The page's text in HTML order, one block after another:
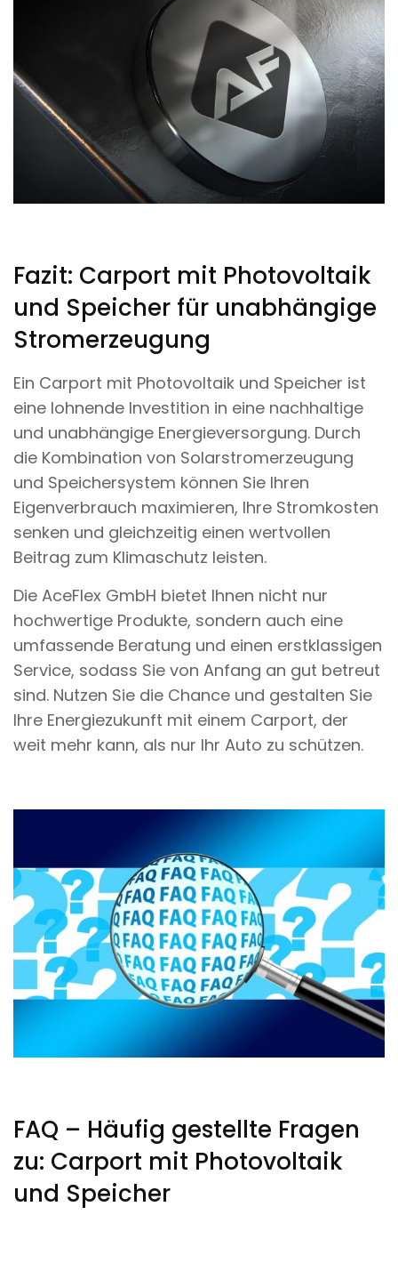
Fazit: Carport mit Photovoltaik
und Speicher für unabhängige
Stromerzeugung
Ein Carport mit Photovoltaik und Speicher ist
eine lohnende Investition in eine nachhaltige
und unabhängige Energieversorgung. Durch
die Kombination von Solarstromerzeugung
und Speichersystem können Sie Ihren
Eigenverbrauch maximieren, Ihre Stromkosten
senken und gleichzeitig einen wertvollen
Beitrag zum Klimaschutz leisten.
Die AceFlex GmbH bietet Ihnen nicht nur
hochwertige Produkte, sondern auch eine
umfassende Beratung und einen erstklassigen
Service, sodass Sie von Anfang an gut betreut
sind. Nutzen Sie die Chance und gestalten Sie
Ihre Energiezukunft mit einem Carport, der
weit mehr kann, als nur Ihr Auto zu schützen.
FAQ – Häufig gestellte Fragen
zu: Carport mit Photovoltaik
und Speicher